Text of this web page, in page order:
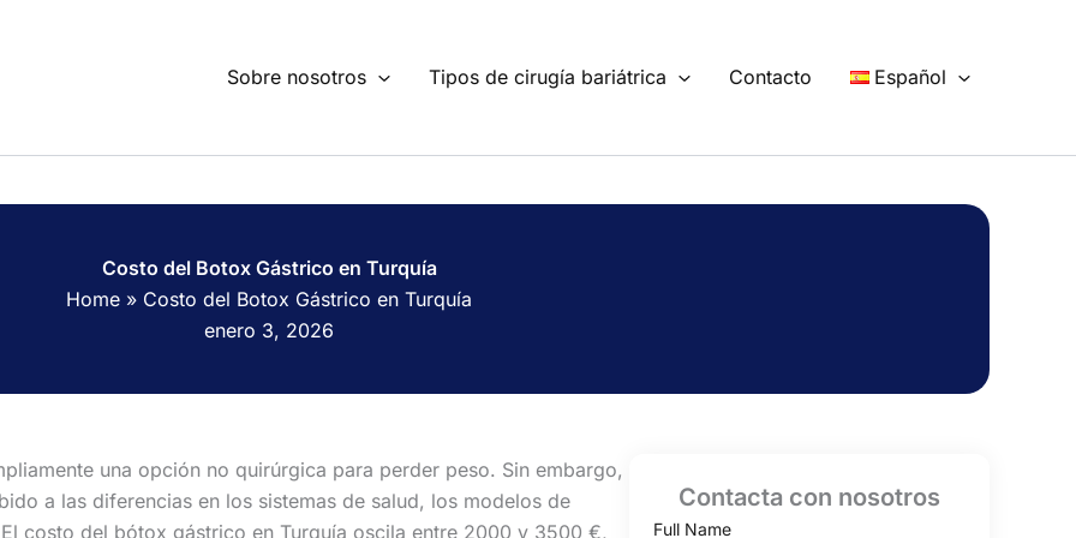
Sobre nosotros Tipos de cirugía bariátrica Contacto Español
Costo del Botox Gástrico en Turquía
Home » Costo del Botox Gástrico en Turquía
enero 3, 2026
una opción no quirúrgica para perder peso. Sin embargo,
a las diferencias en los sistemas de salud, los modelos de
costo del bótox gástrico en Turquía oscila entre 2000 y 3500 €,
Contacta con nosotros
Full Name